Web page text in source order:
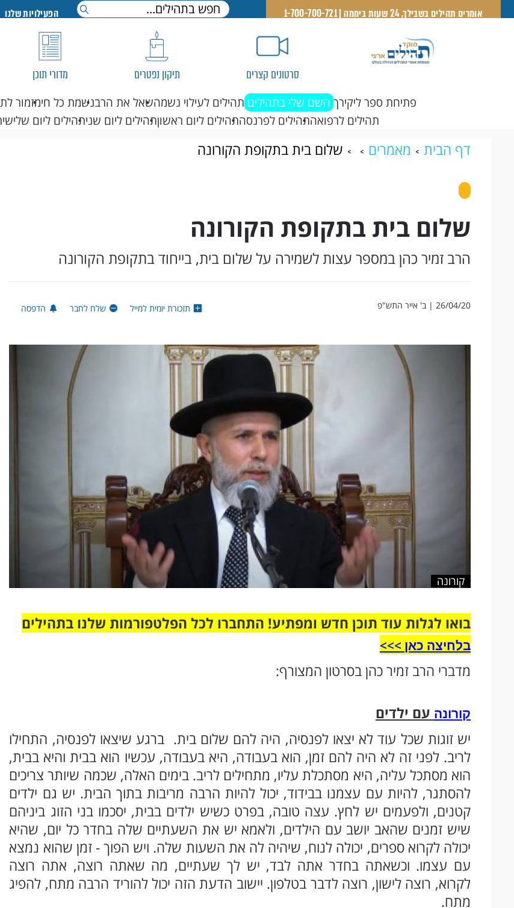
אומרים תהילים בשבילך, 24 שעות ביממה | 1-700-700-721 הפעילויות שלנו
סרטונים קצרים תיקון נפטרים מדורי תוכן
פתיחת ספר ליקירך השם שלי בתהילים תהילים לעילוי נשמהשאל את הרבנשמת כל חימזמור
תהילים לרפואהתהילים לפרנסהתהילים ליום ראשוןתהילים ליום שניתהילים ליום שלישי
דף הבית מאמרים שלום בית בתקופת הקורונה
שלום בית בתקופת הקורונה
הרב זמיר כהן במספר עצות לשמירה על שלום בית, בייחוד בתקופת הקורונה
26/04/20 | ב' אייר התש"פ תזכורת יומית למייל שלח לחבר הדפסה
קורונה
בואו לגלות עוד תוכן חדש ומפתיע! התחברו לכל הפלטפורמות שלנו בתהילים
בלחיצה כאן >>>​
מדברי הרב זמיר כהן בסרטון המצורף:
קורונה עם ילדים
יש זוגות שכל עוד לא יצאו לפנסיה, היה להם שלום בית. ברגע שיצאו לפנסיה, התחילו
לריב. לפני זה לא היה להם זמן, הוא בעבודה, היא בעבודה, עכשיו הוא בבית והיא בבית,
הוא מסתכל עליה, היא מסתכלת עליו, מתחילים לריב. בימים האלה, שכמה שיותר צריכים
להסתגר, להיות עם עצמנו בבידוד, יכול להיות הרבה מריבות בתוך הבית. יש גם ילדים
קטנים, ולפעמים יש לחץ. עצה טובה, בפרט כשיש ילדים בבית, יסכמו בני הזוג ביניהם
שיש זמנים שהאב יושב עם הילדים, ולאמא יש את השעתיים שלה בחדר כל יום, שהיא
יכולה לקרוא ספרים, יכולה לנוח, שיהיה לה את השעות שלה. ויש הפוך - זמן שהוא נמצא
עם עצמו. וכשאתה בחדר אתה לבד, יש לך שעתיים, מה שאתה רוצה, אתה רוצה
לקרוא, רוצה לישון, רוצה לדבר בטלפון. יישוב הדעת הזה יכול להוריד הרבה מתח, להפיג
מתח.